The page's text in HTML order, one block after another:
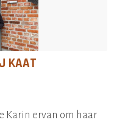
KAAT
Karin ervan om haar